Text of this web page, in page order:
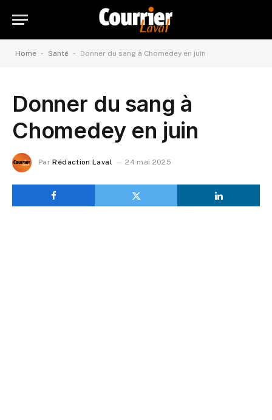
Home - Santé - Donner du sang à Chomedey en juin
Donner du sang à
Chomedey en juin
Par Rédaction Laval 24 mai 2025